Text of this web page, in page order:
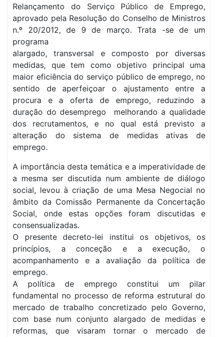
Relançamento do Serviço Público de Emprego,
aprovado pela Resolução do Conselho de Ministros
n.º 20/2012, de 9 de março. Trata -se de um
programa
alargado, transversal e composto por diversas
medidas, que tem como objetivo principal uma
maior eficiência do serviço público de emprego, no
sentido de aperfeiçoar o ajustamento entre a
procura e a oferta de emprego, reduzindo a
duração do desemprego melhorando a qualidade
dos recrutamentos, e no qual está previsto a
alteração do sistema de medidas ativas de
emprego.
A importância desta temática e a imperatividade de
a mesma ser discutida num ambiente de diálogo
social, levou à criação de uma Mesa Negocial no
âmbito da Comissão Permanente da Concertação
Social, onde estas opções foram discutidas e
consensualizadas.
O presente decreto-lei institui os objetivos, os
princípios, a conceção e a execução, o
acompanhamento e a avaliação da política de
emprego.
A política de emprego constitui um pilar
fundamental no processo de reforma estrutural do
mercado de trabalho concretizado pelo Governo,
com base num conjunto alargado de medidas e
reformas, que visaram tornar o mercado de